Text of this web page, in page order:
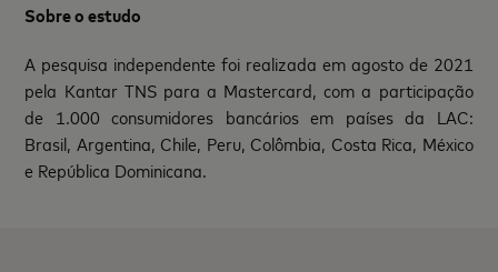
Sobre o estudo
A pesquisa independente foi realizada em agosto de 2021
pela Kantar TNS para a Mastercard, com a participação
de 1.000 consumidores bancários em países da LAC:
Brasil, Argentina, Chile, Peru, Colômbia, Costa Rica, México
e República Dominicana.